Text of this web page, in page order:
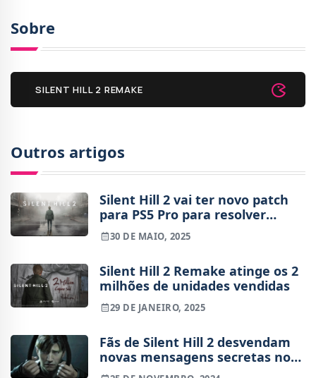
Sobre
SILENT HILL 2 REMAKE
Outros artigos
Silent Hill 2 vai ter novo patch
para PS5 Pro para resolver
problemas
30 DE MAIO, 2025
Silent Hill 2 Remake atinge os 2
milhões de unidades vendidas
29 DE JANEIRO, 2025
Fãs de Silent Hill 2 desvendam
novas mensagens secretas no
Remake